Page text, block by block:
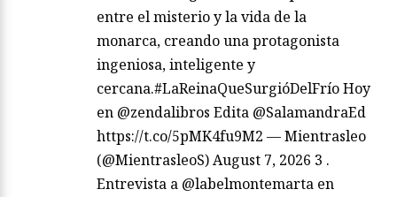
entre el misterio y la vida de la
monarca, creando una protagonista
ingeniosa, inteligente y
cercana.#LaReinaQueSurgióDelFrío Hoy
en @zendalibros Edita @SalamandraEd
https://t.co/5pMK4fu9M2 — Mientrasleo
(@MientrasleoS) August 7, 2026 3 .
Entrevista a @labelmontemarta en